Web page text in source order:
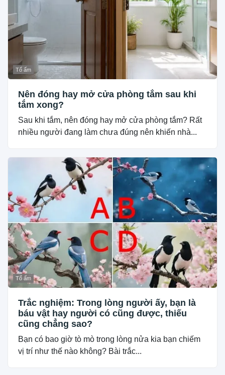
Tổ ấm
Nên đóng hay mở cửa phòng tắm sau khi
tắm xong?
Sau khi tắm, nên đóng hay mở cửa phòng tắm? Rất
nhiều người đang làm chưa đúng nên khiến nhà...
Tổ ấm
Trắc nghiệm: Trong lòng người ấy, bạn là
báu vật hay người có cũng được, thiếu
cũng chẳng sao?
Bạn có bao giờ tò mò trong lòng nửa kia bạn chiếm
vị trí như thế nào không? Bài trắc...